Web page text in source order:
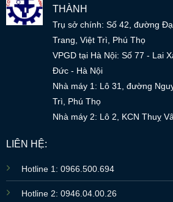
THÀNH
Trụ sở chính: Số 42, đường
Trang, Việt Trì, Phú Thọ
VPGD tại Hà Nội: Số 77 - Lai
Đức - Hà Nội
Nhà máy 1: Lô 31, đường
Trì, Phú Thọ
Nhà máy 2: Lô 2, KCN Thuỵ
LIÊN HỆ:
Hotline 1: 0966.500.694
Hotline 2: 0946.04.00.26